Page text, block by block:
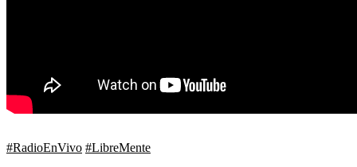
#RadioEnVivo #LibreMente